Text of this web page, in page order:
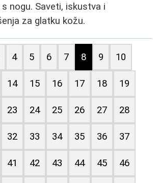
nogu. Saveti, iskustva i
za glatku kožu.
4 5 6 7 8 9 10
14 15 16 17 18 19
23 24 25 26 27 28
32 33 34 35 36 37
41 42 43 44 45 46